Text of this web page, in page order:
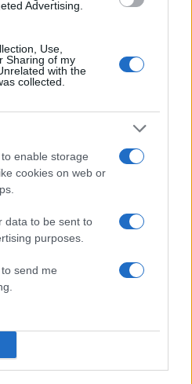
Advertising.
Use,
Sharing of my
with the
collected.
enable storage
cookies on web or
data to be sent to
purposes.
send me
Φισκάρδο και τους
Μέσι – Πέθανε ο
Νεκτάριος Λεμονίδης
τον γιο τους
έχει εξαπλωθεί,
λέει ο γιος του
στην Ελπίδα
«Καρυστιανού,
αληθινό -
τακτικά ραντεβού του
του νοσοκομείου